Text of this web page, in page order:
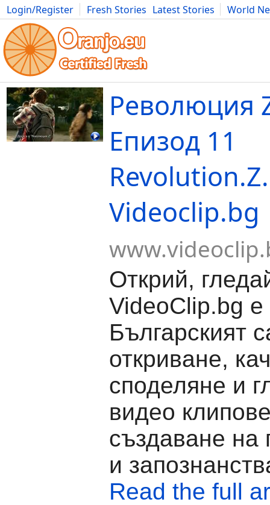
Login/Register Fresh Stories Latest Stories
World
Movies Anime Music Art Cars Advice Science
Революция
Епизод 11
Videoclip.bg
Открий,
VideoClip.bg е
Българският
откриване,
споделяне и
видео
създаване на
и
Read the full